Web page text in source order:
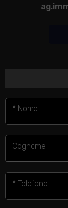
* Nome
Cognome
* Telefono